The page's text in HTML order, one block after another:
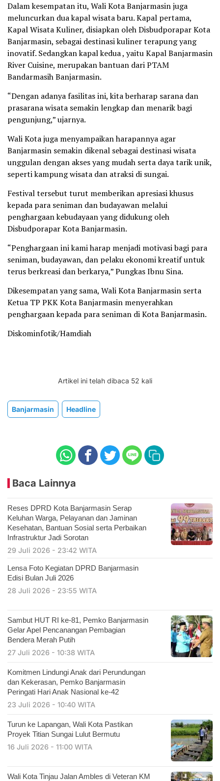
Dalam kesempatan itu, Wali Kota Banjarmasin juga
meluncurkan dua kapal wisata baru. Kapal pertama,
Kapal Wisata Kuliner, disiapkan oleh Disbudporapar Kota
Banjarmasin, sebagai destinasi kuliner terapung yang
inovatif. Sedangkan kapal kedua , yaitu Kapal Banjarmasin
River Cuisine, merupakan bantuan dari PTAM
Bandarmasih Banjarmasin.
“Dengan adanya fasilitas ini, kita berharap sarana dan
prasarana wisata semakin lengkap dan menarik bagi
pengunjung,” ujarnya.
Wali Kota juga menyampaikan harapannya agar
Banjarmasin semakin dikenal sebagai destinasi wisata
unggulan dengan akses yang mudah serta daya tarik unik,
seperti kampung wisata dan atraksi di sungai.
Festival tersebut turut memberikan apresiasi khusus
kepada para seniman dan budayawan melalui
penghargaan kebudayaan yang didukung oleh
Disbudporapar Kota Banjarmasin.
“Penghargaan ini kami harap menjadi motivasi bagi para
seniman, budayawan, dan pelaku ekonomi kreatif untuk
terus berkreasi dan berkarya,” Pungkas Ibnu Sina.
Dikesempatan yang sama, Wali Kota Banjarmasin serta
Ketua TP PKK Kota Banjarmasin menyerahkan
penghargaan kepada para seniman di Kota Banjarmasin.
Diskominfotik/Hamdiah
Artikel ini telah dibaca 52 kali
Banjarmasin Headline
Baca Lainnya
Reses DPRD Kota Banjarmasin Serap
Keluhan Warga, Pelayanan dan Jaminan
Kesehatan, Bantuan Sosial serta Perbaikan
Infrastruktur Jadi Sorotan
29 Juli 2026 - 23:42 WITA
Lensa Foto Kegiatan DPRD Banjarmasin
Edisi Bulan Juli 2026
28 Juli 2026 - 23:55 WITA
Sambut HUT RI ke-81, Pemko Banjarmasin
Gelar Apel Pencanangan Pembagian
Bendera Merah Putih
27 Juli 2026 - 10:38 WITA
Komitmen Lindungi Anak dari Perundungan
dan Kekerasan, Pemko Banjarmasin
Peringati Hari Anak Nasional ke-42
23 Juli 2026 - 10:40 WITA
Turun ke Lapangan, Wali Kota Pastikan
Proyek Titian Sungai Lulut Bermutu
16 Juli 2026 - 11:00 WITA
​Wali Kota Tinjau Jalan Ambles di Veteran KM